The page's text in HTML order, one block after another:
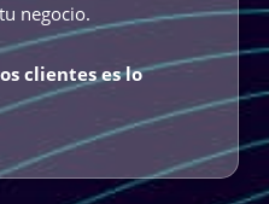
negocio.
clientes es lo